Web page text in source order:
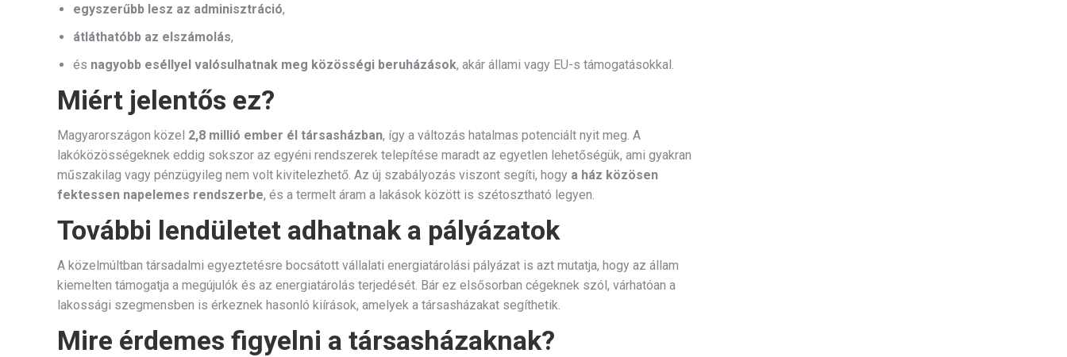
egyszerűbb lesz az adminisztráció,
átláthatóbb az elszámolás,
és nagyobb eséllyel valósulhatnak meg közösségi beruházások, akár állami vagy EU-s támogatásokkal.
Miért jelentős ez?
Magyarországon közel 2,8 millió ember él társasházban, így a változás hatalmas potenciált nyit meg. A
lakóközösségeknek eddig sokszor az egyéni rendszerek telepítése maradt az egyetlen lehetőségük, ami gyakran
műszakilag vagy pénzügyileg nem volt kivitelezhető. Az új szabályozás viszont segíti, hogy a ház közösen
fektessen napelemes rendszerbe, és a termelt áram a lakások között is szétosztható legyen.
További lendületet adhatnak a pályázatok
A közelmúltban társadalmi egyeztetésre bocsátott vállalati energiatárolási pályázat is azt mutatja, hogy az állam
kiemelten támogatja a megújulók és az energiatárolás terjedését. Bár ez elsősorban cégeknek szól, várhatóan a
lakossági szegmensben is érkeznek hasonló kiírások, amelyek a társasházakat segíthetik.
Mire érdemes figyelni a társasházaknak?